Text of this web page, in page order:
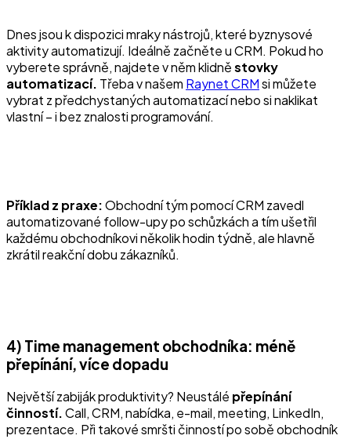
Dnes jsou k dispozici mraky nástrojů, které byznysové
aktivity automatizují. Ideálně začněte u CRM. Pokud ho
vyberete správně, najdete v něm klidněstovky
automatizací. Třeba v našem Raynet CRMsi můžete
vybrat z předchystaných automatizací nebo si naklikat
vlastní – i bez znalosti programování.
Příklad z praxe:Obchodní tým pomocí CRM zavedl
automatizované follow-upy po schůzkách a tím ušetřil
každému obchodníkovi několik hodin týdně, ale hlavně
zkrátil reakční dobu zákazníků.
4) Time management obchodníka: méně
přepínání, více dopadu
Největší zabiják produktivity? Neustálé přepínání
činností.Call, CRM, nabídka, e-mail, meeting, LinkedIn,
prezentace. Při takové smršti činností po sobě obchodník